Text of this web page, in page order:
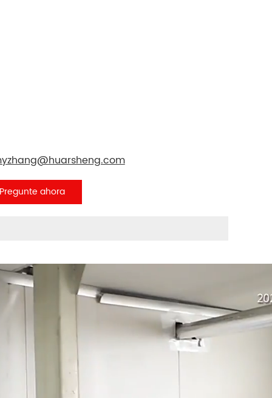
Pregunte ahora